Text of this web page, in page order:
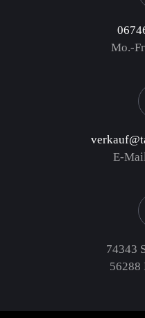
Mo.-
E-
74343
56288